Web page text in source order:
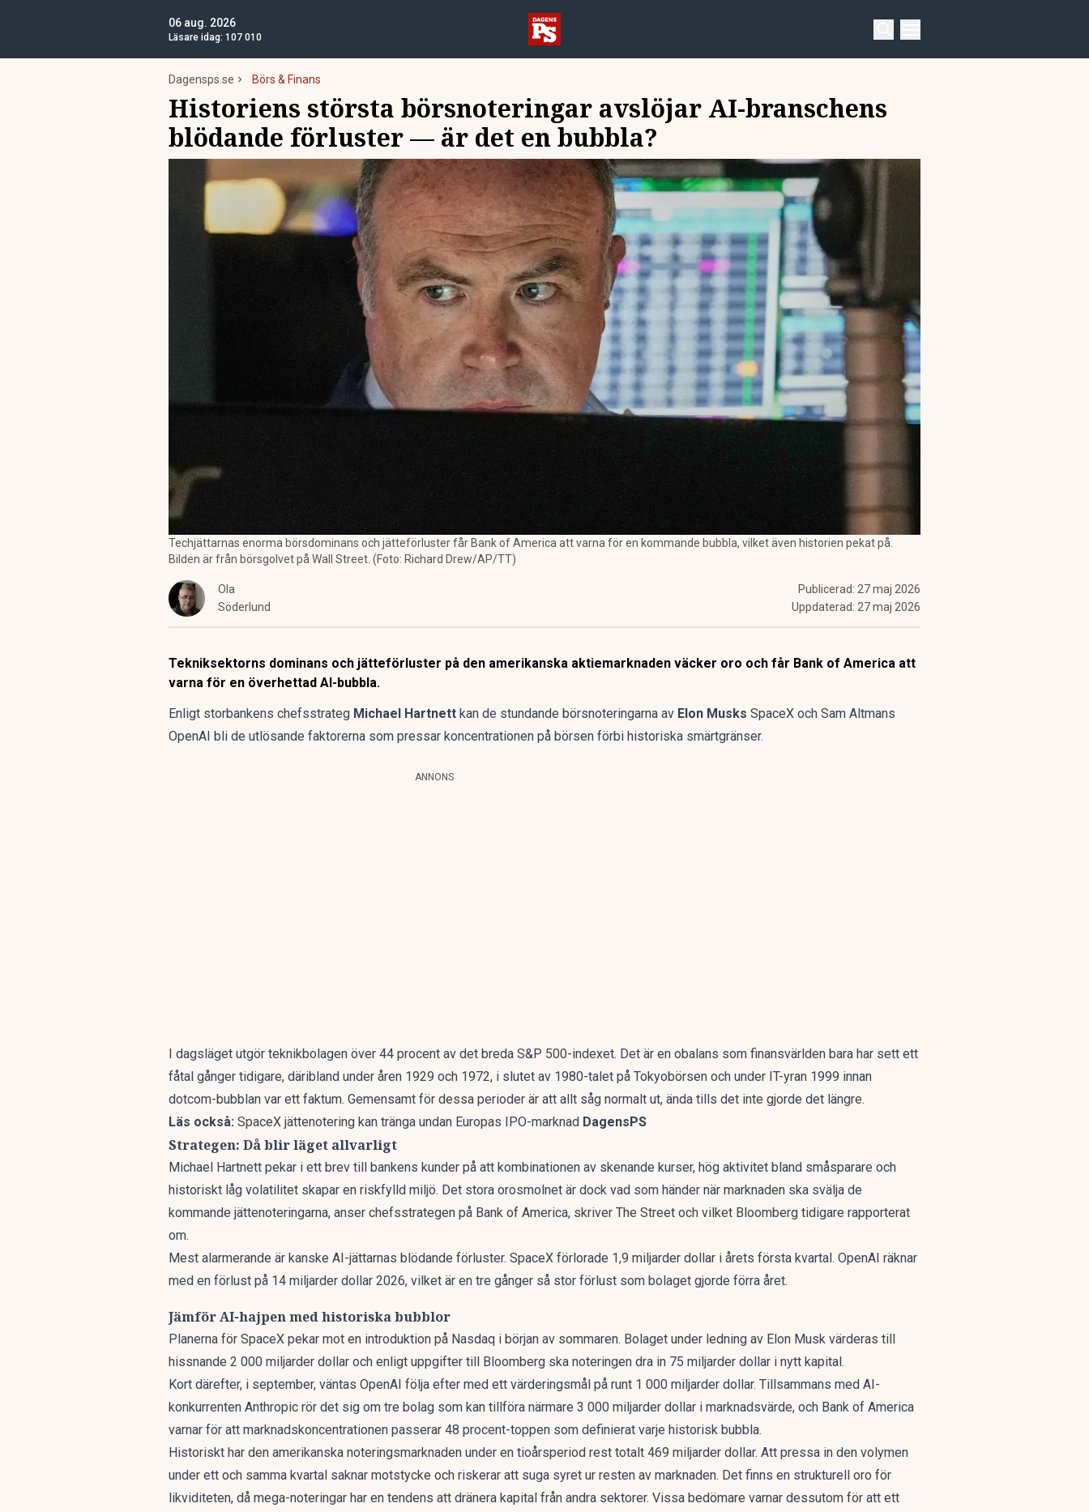
06 aug. 2026
Läsare idag: 107 010
Dagensps.se Börs & Finans
Historiens största börsnoteringar avslöjar AI-branschens
blödande förluster — är det en bubbla?
Techjättarnas enorma börsdominans och jätteförluster får Bank of America att varna för en kommande bubbla, vilket även historien pekat på.
Bilden är från börsgolvet på Wall Street. (Foto: Richard Drew/AP/TT)
Ola
Söderlund
Publicerad: 27 maj 2026
Uppdaterad: 27 maj 2026
Tekniksektorns dominans och jätteförluster på den amerikanska aktiemarknaden väcker oro och får Bank of America att
varna för en överhettad AI-bubbla.
Enligt storbankens chefsstrateg Michael Hartnett kan de stundande börsnoteringarna av Elon Musks SpaceX och Sam Altmans
OpenAI bli de utlösande faktorerna som pressar koncentrationen på börsen förbi historiska smärtgränser.
ANNONS
I dagsläget utgör teknikbolagen över 44 procent av det breda S&P 500-indexet. Det är en obalans som finansvärlden bara har sett ett
fåtal gånger tidigare, däribland under åren 1929 och 1972, i slutet av 1980-talet på Tokyobörsen och under IT-yran 1999 innan
dotcom-bubblan var ett faktum. Gemensamt för dessa perioder är att allt såg normalt ut, ända tills det inte gjorde det längre.
Läs också: SpaceX jättenotering kan tränga undan Europas IPO-marknad DagensPS
Strategen: Då blir läget allvarligt
Michael Hartnett pekar i ett brev till bankens kunder på att kombinationen av skenande kurser, hög aktivitet bland småsparare och
historiskt låg volatilitet skapar en riskfylld miljö. Det stora orosmolnet är dock vad som händer när marknaden ska svälja de
kommande jättenoteringarna, anser chefsstrategen på Bank of America, skriver The Street och vilket Bloomberg tidigare rapporterat
om.
Mest alarmerande är kanske AI-jättarnas blödande förluster. SpaceX förlorade 1,9 miljarder dollar i årets första kvartal. OpenAI räknar
med en förlust på 14 miljarder dollar 2026, vilket är en tre gånger så stor förlust som bolaget gjorde förra året.
Jämför AI-hajpen med historiska bubblor
Planerna för SpaceX pekar mot en introduktion på Nasdaq i början av sommaren. Bolaget under ledning av Elon Musk värderas till
hissnande 2 000 miljarder dollar och enligt uppgifter till Bloomberg ska noteringen dra in 75 miljarder dollar i nytt kapital.
Kort därefter, i september, väntas OpenAI följa efter med ett värderingsmål på runt 1 000 miljarder dollar. Tillsammans med AI-
konkurrenten Anthropic rör det sig om tre bolag som kan tillföra närmare 3 000 miljarder dollar i marknadsvärde, och Bank of America
varnar för att marknadskoncentrationen passerar 48 procent-toppen som definierat varje historisk bubbla.
Historiskt har den amerikanska noteringsmarknaden under en tioårsperiod rest totalt 469 miljarder dollar. Att pressa in den volymen
under ett och samma kvartal saknar motstycke och riskerar att suga syret ur resten av marknaden. Det finns en strukturell oro för
likviditeten, då mega-noteringar har en tendens att dränera kapital från andra sektorer. Vissa bedömare varnar dessutom för att ett